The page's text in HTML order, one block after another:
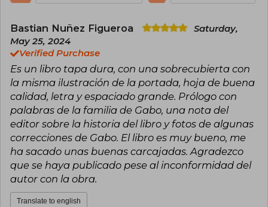
Bastian Nuñez Figueroa
Saturday,
May 25, 2024
Verified Purchase
Es un libro tapa dura, con una sobrecubierta con
la misma ilustración de la portada, hoja de buena
calidad, letra y espaciado grande. Prólogo con
palabras de la familia de Gabo, una nota del
editor sobre la historia del libro y fotos de algunas
correcciones de Gabo. El libro es muy bueno, me
ha sacado unas buenas carcajadas. Agradezco
que se haya publicado pese al inconformidad del
autor con la obra.
Translate to english